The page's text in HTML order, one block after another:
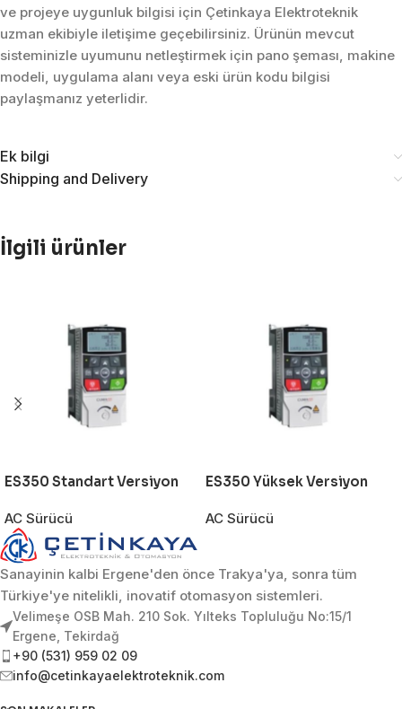
ve projeye uygunluk bilgisi için Çetinkaya Elektroteknik
uzman ekibiyle iletişime geçebilirsiniz. Ürünün mevcut
sisteminizle uyumunu netleştirmek için pano şeması, makine
modeli, uygulama alanı veya eski ürün kodu bilgisi
paylaşmanız yeterlidir.
Ek bilgi
Shipping and Delivery
İlgili ürünler
ES350 Standart Versiyon
AC Sürücü
ES350 Yüksek Versiyon
AC Sürücü
Sanayinin kalbi Ergene'den önce Trakya'ya, sonra tüm
Türkiye'ye nitelikli, inovatif otomasyon sistemleri.
Velimeşe OSB Mah. 210 Sok. Yılteks Topluluğu No:15/1
Ergene, Tekirdağ
+90 (531) 959 02 09
info@cetinkayaelektroteknik.com